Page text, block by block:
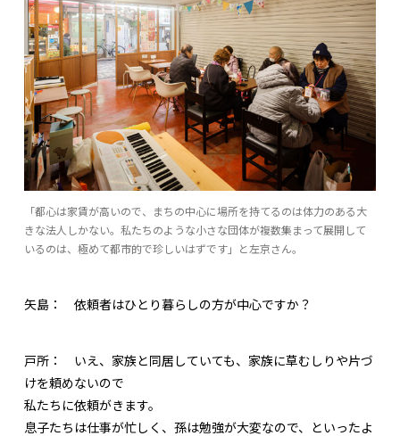
「都心は家賃が高いので、まちの中心に場所を持てるのは体力のある大
きな法人しかない。私たちのような小さな団体が複数集まって展開して
いるのは、極めて都市的で珍しいはずです」と左京さん。
矢島： 依頼者はひとり暮らしの方が中心ですか？
戸所： いえ、家族と同居していても、家族に草むしりや片づ
けを頼めないので
私たちに依頼がきます。
息子たちは仕事が忙しく、孫は勉強が大変なので、といったよ